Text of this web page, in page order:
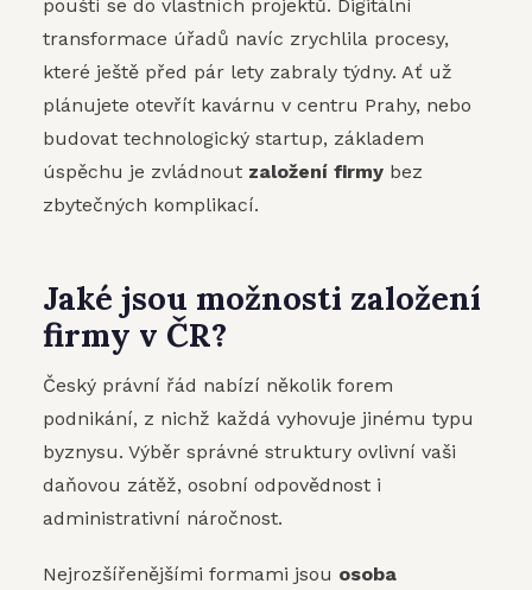
pouští se do vlastních projektů. Digitální
transformace úřadů navíc zrychlila procesy,
které ještě před pár lety zabraly týdny. Ať už
plánujete otevřít kavárnu v centru Prahy, nebo
budovat technologický startup, základem
úspěchu je zvládnout založení firmy bez
zbytečných komplikací.
Jaké jsou možnosti založení
firmy v ČR?
Český právní řád nabízí několik forem
podnikání, z nichž každá vyhovuje jinému typu
byznysu. Výběr správné struktury ovlivní vaši
daňovou zátěž, osobní odpovědnost i
administrativní náročnost.
Nejrozšířenějšími formami jsou osoba